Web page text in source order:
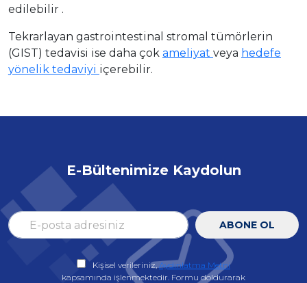
edilebilir .
Tekrarlayan gastrointestinal stromal tümörlerin
(GIST) tedavisi ise daha çok ameliyat veya hedefe
yönelik tedaviyi içerebilir.
E-Bültenimize Kaydolun
ABONE OL
Kişisel verileriniz, Aydınlatma Metni
kapsamında işlenmektedir. Formu doldurarak